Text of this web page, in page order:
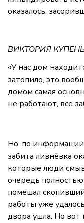
оказалось,
ВИКТОРИЯ
«У нас дом
затопило, это
домом самая
не работают, все
Но, по
забита ливнёвка
которые люди
очередь
помешал
работы уже
двора ушла. Но вот